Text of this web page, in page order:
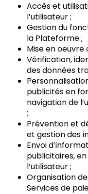
Accès et
l’utilisateur ;
Gestion du
la Plateforme ;
Mise en oeuvre
Vérification,
des données
publicités en
navigation de
;
Prévention et
et gestion des
Envoi
publicitaires,
l’utilisateur ;
Organisation
Services de